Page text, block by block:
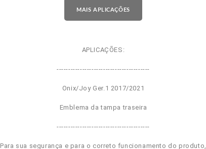
MAIS APLICAÇÕES
APLICAÇÕES:
----------------------------------------
Onix/Joy Ger.1 2017/2021
Emblema da tampa traseira
----------------------------------------
Para sua segurança e para o correto funcionamento do produto,